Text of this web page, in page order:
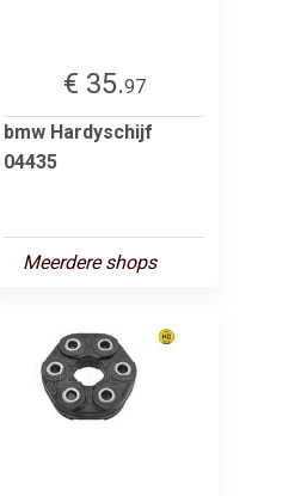
€ 35.97
bmw Hardyschijf
04435
Meerdere shops